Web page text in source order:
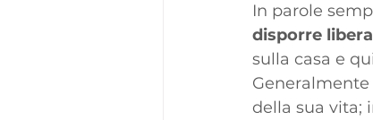
In parole
disporre
sulla casa e
Generalmente
della sua vita;